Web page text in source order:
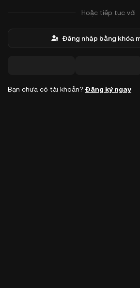
Hoặc tiếp tục với
Đăng nhập bằng khóa
Bạn chưa có tài khoản? Đăng ký ngay